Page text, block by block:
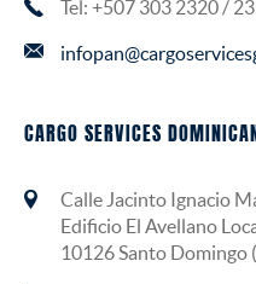
Tel: +507 303 2320 /
CARGO SERVICES
Calle Jacinto Ignacio
Edificio El Avellano
10126 Santo Domingo